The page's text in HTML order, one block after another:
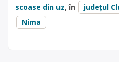
scoase din uz, în
județul
Nima